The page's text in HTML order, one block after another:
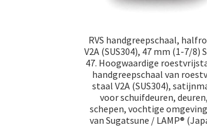
RVS handgreepschaal,
V2A (SUS304), 47 mm (1-7/8)
47. Hoogwaardige
handgreepschaal van
staal V2A (SUS304),
voor schuifdeuren, deuren,
schepen, vochtige
van Sugatsune / LAMP®